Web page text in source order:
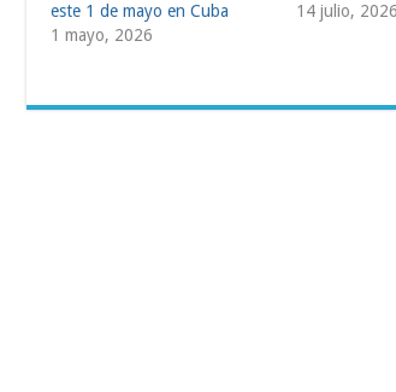
este 1 de mayo en Cuba
1 mayo, 2026
14 julio, 2026